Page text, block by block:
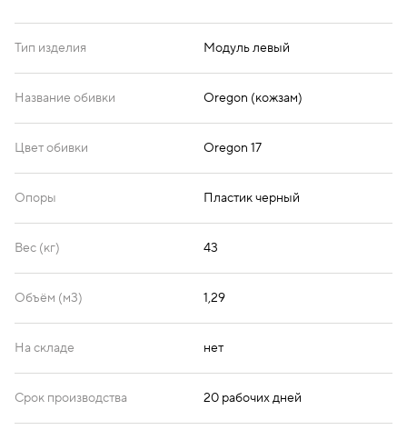
Тип изделия Модуль левый
Название обивки Oregon (кожзам)
Цвет обивки Oregon 17
Опоры Пластик черный
Вес (кг) 43
Объём (м3) 1,29
На складе нет
Срок производства 20 рабочих дней